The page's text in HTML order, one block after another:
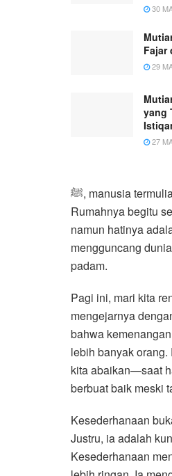
30
Fajar
29
yang
27
ﷺ, manusia termulia, pemimpin yang paling dicintai, namun kehidupannya jauh dari kemewahan.
Rumahnya begitu
namun hatinya
mengguncang
padam.
Pagi ini, mari kita
mengejarnya
bahwa
lebih banyak
kita abaikan—saat
berbuat baik meski
Kesederhanaan
Justru, ia adalah
Kesederhanaan